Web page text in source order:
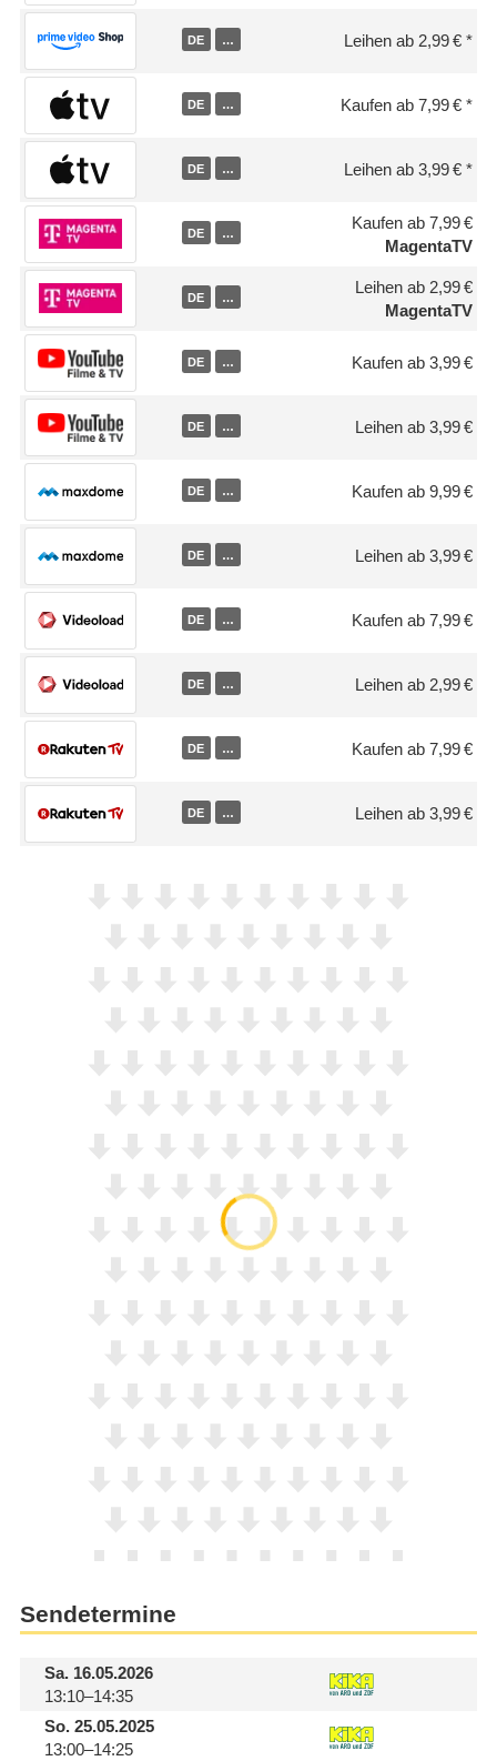
DE … Leihen ab 2,99 €
DE … Kaufen ab 7,99 €
DE … Leihen ab 3,99 €
DE …
Kaufen ab 7,99 €
MagentaTV
DE …
Leihen ab 2,99 €
MagentaTV
DE … Kaufen ab 3,99 €
DE … Leihen ab 3,99 €
DE … Kaufen ab 9,99 €
DE … Leihen ab 3,99 €
DE … Kaufen ab 7,99 €
DE … Leihen ab 2,99 €
DE … Kaufen ab 7,99 €
DE … Leihen ab 3,99 €
Sendetermine
Sa.16.05.2026
13:10–14:35
So.25.05.2025
13:00–14:25